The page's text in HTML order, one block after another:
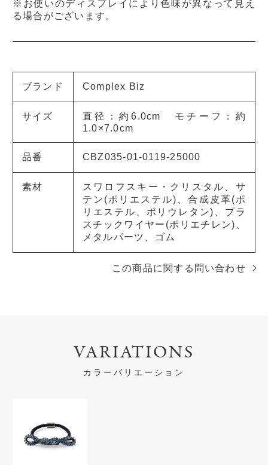
※お使いのディスプレイにより色味が異なって見え
る場合がございます。
ブランド Complex Biz
サイズ
直径：約6.0cm モチーフ：約
1.0×7.0cm
品番 CBZ035-01-0119-25000
素材
スワロフスキー・クリスタル、サ
テン(ポリエステル)、合成皮革(ポ
リエステル、ポリウレタン)、プラ
スチックワイヤー(ポリエチレン)、
メタルパーツ、ゴム
この商品に関する問い合わせ
VARIATIONS
カラーバリエーション